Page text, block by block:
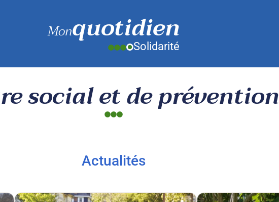
Monquotidien
Solidarité
social et de prévention
Actualités